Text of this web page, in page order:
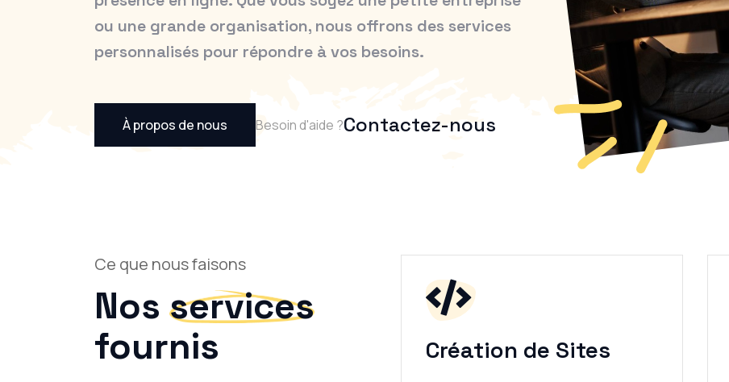
ou une grande organisation, nous offrons des services
personnalisés pour répondre à vos besoins.
À propos de nous Besoin d'aide ?Contactez-nous
Ce que nous faisons
Nos services
fournis
Création de Sites